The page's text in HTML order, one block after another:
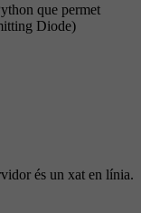
que permet
Diode)
és un xat en línia.